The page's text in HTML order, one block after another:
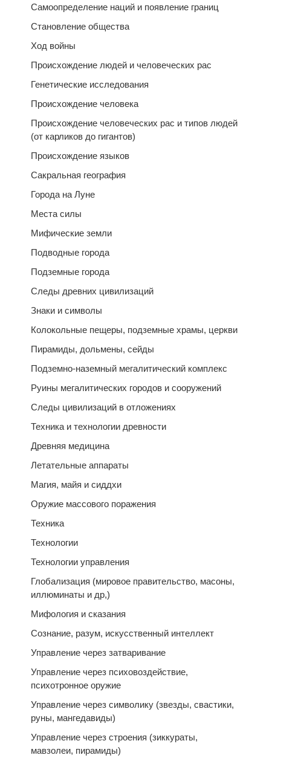
Самоопределение наций и появление границ
Становление общества
Ход войны
Происхождение людей и человеческих рас
Генетические исследования
Происхождение человека
Происхождение человеческих рас и типов людей
(от карликов до гигантов)
Происхождение языков
Сакральная география
Города на Луне
Места силы
Мифические земли
Подводные города
Подземные города
Следы древних цивилизаций
Знаки и символы
Колокольные пещеры, подземные храмы, церкви
Пирамиды, дольмены, сейды
Подземно-наземный мегалитический комплекс
Руины мегалитических городов и сооружений
Следы цивилизаций в отложениях
Техника и технологии древности
Древняя медицина
Летательные аппараты
Магия, майя и сиддхи
Оружие массового поражения
Техника
Технологии
Технологии управления
Глобализация (мировое правительство, масоны,
иллюминаты и др,)
Мифология и сказания
Сознание, разум, искусственный интеллект
Управление через затваривание
Управление через психовоздействие,
психотронное оружие
Управление через символику (звезды, свастики,
руны, мангедавиды)
Управление через строения (зиккураты,
мавзолеи, пирамиды)